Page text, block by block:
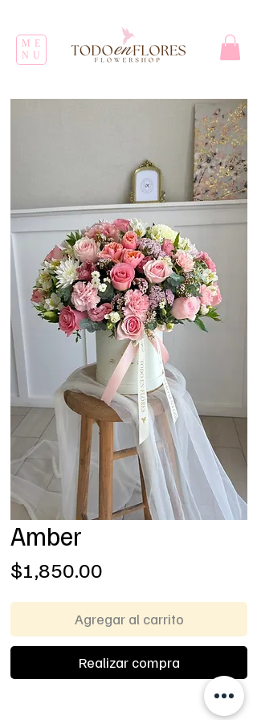
ME
NU
Amber
$1,850.00
Agregar al carrito
Realizar compra